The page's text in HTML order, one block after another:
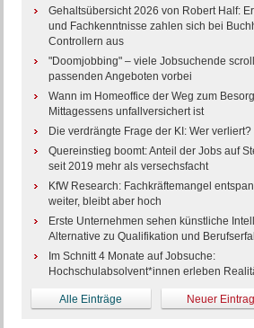
Gehaltsübersicht 2026 von Robert Half:
und Fachkenntnisse zahlen sich bei
Controllern aus
"Doomjobbing" – viele Jobsuchende
passenden Angeboten vorbei
Wann im Homeoffice der Weg zum
Mittagessens unfallversichert ist
Die verdrängte Frage der KI: Wer verliert?
Quereinstieg boomt: Anteil der Jobs auf
seit 2019 mehr als versechsfacht
KfW Research: Fachkräftemangel
weiter, bleibt aber hoch
Erste Unternehmen sehen künstliche
Alternative zu Qualifikation und
Im Schnitt 4 Monate auf Jobsuche:
Hochschulabsolvent*innen erleben
Alle Einträge Neuer Eintrag